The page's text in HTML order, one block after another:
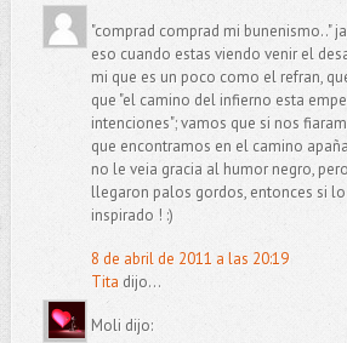
"comprad comprad mi bunenismo.."
eso cuando estas viendo venir el
mi que es un poco como el refran,
que "el camino del infierno esta
intenciones"; vamos que si nos
que encontramos en el camino
no le veia gracia al humor negro,
llegaron palos gordos, entonces si
inspirado ! :)
8 de abril de 2011 a las 20:19
Tita dijo...
Moli dijo: